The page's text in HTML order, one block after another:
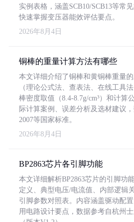
实例表格，涵盖SCB10/SCB13等常
快速掌握变压器能效评估要点。
2026年8月4日
铜棒的重量计算方法有哪些
本文详细介绍了铜棒和黄铜棒重量
（理论公式法、查表法、在线工具
棒密度取值（8.4-8.7g/cm³）和计算
际计算案例、误差分析及选材建议
2007等国家标准。
2026年8月4日
BP2863芯片各引脚功能
本文详细解析BP2863芯片的引脚功
定义、典型电压/电流值、内部逻辑
引脚参数对照表。内容涵盖驱动配
用电路设计要点，数据参考自杭州